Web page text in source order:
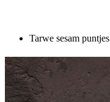
Tarwe sesam puntjes